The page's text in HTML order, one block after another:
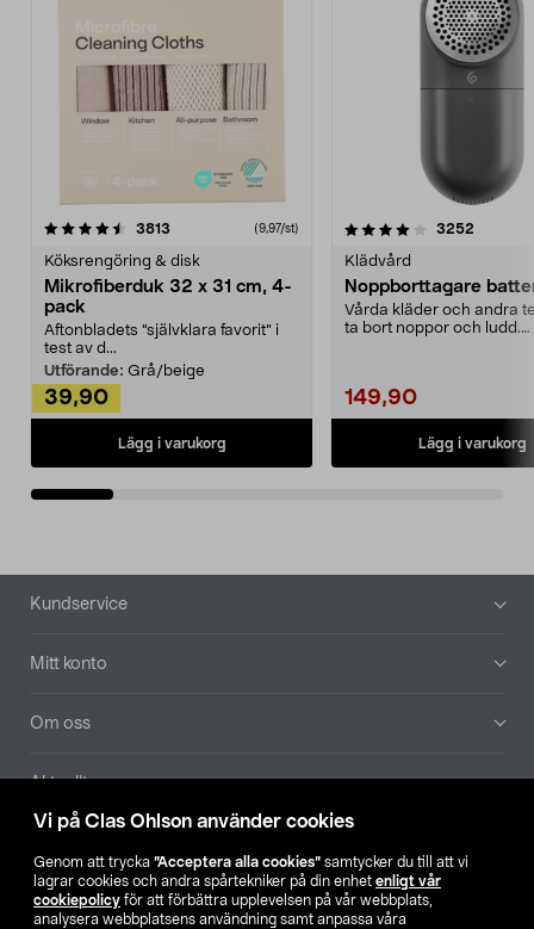
Vi på Clas Ohlson använder cookies
Genom att trycka ”Acceptera alla cookies” samtycker du till att vi
lagrar cookies och andra spårtekniker på din enhet enligt vår
cookiepolicy för att förbättra upplevelsen på vår webbplats,
analysera webbplatsens användning samt anpassa våra
3813 (9,97/st)
Köksrengöring & disk
Mikrofiberduk 32 x 31 cm, 4-
pack
Aftonbladets "självklara favorit” i
test av d...
Utförande: Grå/beige
39,90
Lägg i varukorg
4.0av 5 stjärnor 3252
Klädvård
Noppborttagare
Vårda kläder och andra
ta bort noppor och ludd.
149,90
Lägg i varukorg
4.5av 5 stjärnor
Sidfot
Kundservice
Mitt konto
Om oss
Aktuellt
Hitta butik